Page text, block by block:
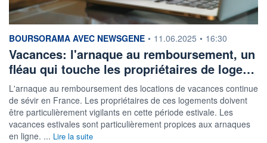
information fournie par
BOURSORAMA AVEC NEWSGENE • 11.06.2025 • 16:30
Vacances: l'arnaque au remboursement, un
fléau qui touche les propriétaires de loge…
L'arnaque au remboursement des locations de vacances continue
de sévir en France. Les propriétaires de ces logements doivent
être particulièrement vigilants en cette période estivale. Les
vacances estivales sont particulièrement propices aux arnaques
en ligne. ... Lire la suite